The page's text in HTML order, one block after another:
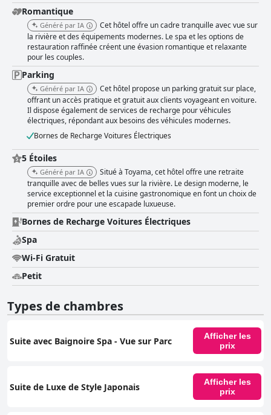
Romantique
Généré par IA
Cet hôtel offre un cadre tranquille avec vue sur
la rivière et des équipements modernes. Le spa et les options de
restauration raffinée créent une évasion romantique et relaxante
pour les couples.
Parking
Généré par IA
Cet hôtel propose un parking gratuit sur place,
offrant un accès pratique et gratuit aux clients voyageant en voiture.
Il dispose également de services de recharge pour véhicules
électriques, répondant aux besoins des véhicules modernes.
Bornes de Recharge Voitures Électriques
5 Étoiles
Généré par IA
Situé à Toyama, cet hôtel offre une retraite
tranquille avec de belles vues sur la rivière. Le design moderne, le
service exceptionnel et la cuisine gastronomique en font un choix de
premier ordre pour une escapade luxueuse.
Bornes de Recharge Voitures Électriques
Spa
Wi-Fi Gratuit
Petit
Types de chambres
Suite avec Baignoire Spa - Vue sur Parc
Afficher les
prix
Suite de Luxe de Style Japonais
Afficher les
prix